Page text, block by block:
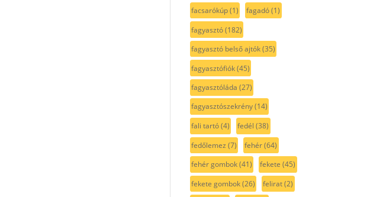
facsarókúp(1) fagadó(1)
fagyasztó(182)
fagyasztó belső ajtók(35)
fagyasztófiók(45)
fagyasztóláda (27)
fagyasztószekrény(14)
fali tartó(4) fedél (38)
fedőlemez (7) fehér(64)
fehér gombok(41) fekete (45)
fekete gombok(26) felirat(2)